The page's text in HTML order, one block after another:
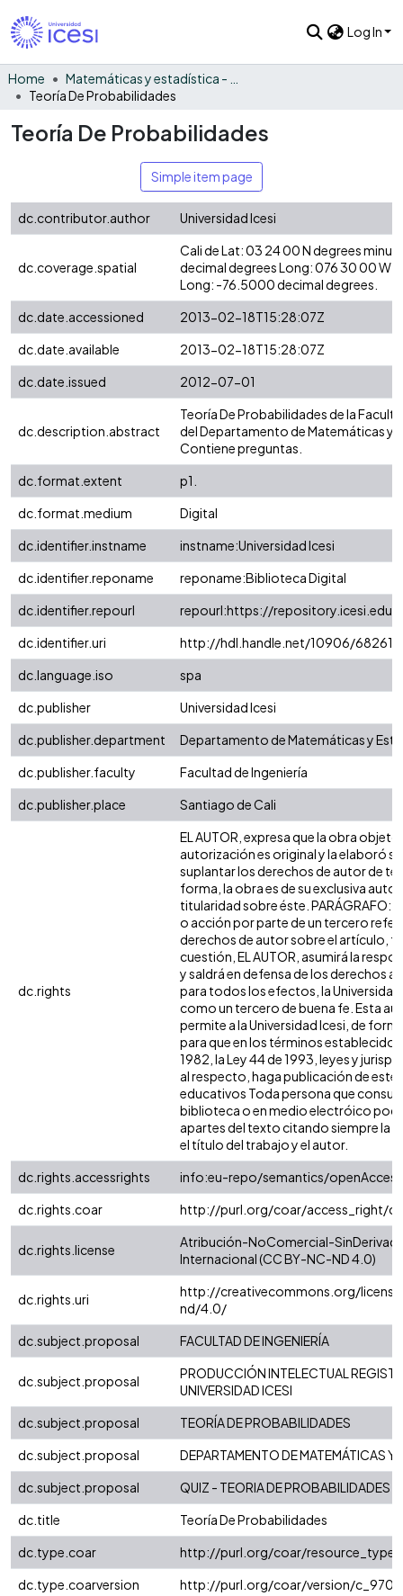
Log In
Home
Teoría De Probabilidades
Teoría De Probabilidades
Simple item page
dc.contributor.author Universidad Icesi
dc.coverage.spatial
Cali de Lat: 03 24 00 N degrees
decimal degrees Long: 076 30 00 W
Long: -76.5000 decimal degrees.
dc.date.accessioned
2013-02-18T15:28:07Z
dc.date.available
2013-02-18T15:28:07Z
dc.date.issued
2012-07-01
dc.description.abstract
Teoría De Probabilidades de la
del Departamento de Matemáticas y
Contiene preguntas.
dc.format.extent
p1.
dc.format.medium
Digital
dc.identifier.instname
instname:Universidad Icesi
dc.identifier.reponame
reponame:Biblioteca Digital
dc.identifier.repourl
repourl:https://
dc.identifier.uri
http://hdl.handle.net/10906/68261
dc.language.iso
spa
dc.publisher
Universidad Icesi
dc.publisher.department
Departamento de Matemáticas y
dc.publisher.faculty
Facultad de Ingeniería
dc.publisher.place
Santiago de Cali
dc.rights
EL AUTOR, expresa que la obra
autorización es original y la elaboró
suplantar los derechos de autor de
forma, la obra es de su exclusiva
titularidad sobre éste. PARÁGRAFO:
o acción por parte de un tercero
derechos de autor sobre el artículo,
cuestión, EL AUTOR, asumirá la
y saldrá en defensa de los derechos
para todos los efectos, la Universidad
como un tercero de buena fe. Esta
permite a la Universidad Icesi, de
para que en los términos establecidos
1982, la Ley 44 de 1993, leyes y
al respecto, haga publicación de este
educativos Toda persona que
biblioteca o en medio electróico
apartes del texto citando siempre la
el título del trabajo y el autor.
dc.rights.accessrights
info:eu-repo/semantics/openAccess
dc.rights.coar
http://purl.org/coar/access_right/
dc.rights.license
Atribución-NoComercial-
Internacional (CC BY-NC-ND 4.0)
dc.rights.uri
http://creativecommons.org/
nd/4.0/
dc.subject.proposal
FACULTAD DE INGENIERÍA
dc.subject.proposal
PRODUCCIÓN INTELECTUAL
UNIVERSIDAD ICESI
dc.subject.proposal
TEORÍA DE PROBABILIDADES
dc.subject.proposal
DEPARTAMENTO DE MATEMÁTICAS Y
dc.subject.proposal
QUIZ - TEORIA DE PROBABILIDADES
dc.title
Teoría De Probabilidades
dc.type.coar
http://purl.org/coar/resource_type/
dc.type.coarversion
http://purl.org/coar/version/